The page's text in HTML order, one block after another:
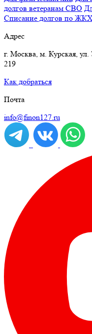
долгов ветеранам СВО
Списание долгов по
Адрес
г. Москва, м. Курская,
219
Как добраться
Почта
info@finon127.ru